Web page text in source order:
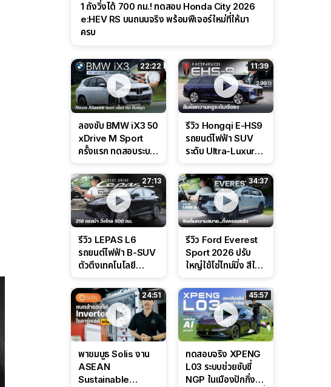
1 ถังวิ่งได้ 700 กม.! ทดสอบ Honda City 2026
e:HEV RS บนถนนจริง พร้อมฟีเจอร์ใหม่ที่ให้มา
ครบ
22:22
ลองขับ BMW iX3 50
xDrive M Sport
ครั้งแรก ทดสอบระบบ
Performance แบบ
จัดเต็มในสนาม
11:39
รีวิว Hongqi E-HS9
รถยนต์ไฟฟ้า SUV
ระดับ Ultra-Luxury
CDC นุ่มหนึบเหนือ
ระดับ
27:13
รีวิว LEPAS L6
รถยนต์ไฟฟ้า B-SUV
ตัวตึงเทคโนโลยี
ล่างหนึบ ลุ้นราคา 7
แสนต้น
34:37
รีวิว Ford Everest
Sport 2026 ปรับ
ใหญ่ใช้โซ่ไทม์มิ่ง สีใหม่
ดุดันสไตล์ครอบครัว
สายลุย
24:51
พาชมบูธ Solis งาน
ASEAN
Sustainable
45:57
ทดสอบจริง XPENG
L03 ระบบช่วยขับขี่
NGP ในเมืองปักกิ่ง